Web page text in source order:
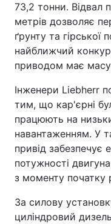
73,2 тонни. Відвал
метрів дозволяє
ґрунту та
найближчий
приводом має
Інженери Liebherr
тим, що кар'єрні
працюють на
навантаженням. У
привід забезпечує
потужності
з моменту початку
За силову
циліндровий